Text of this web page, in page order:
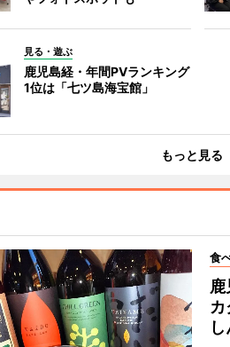
見る・遊ぶ
鹿児島経・年間PVランキング
1位は「七ツ島海宝館」
もっと見る
食
し